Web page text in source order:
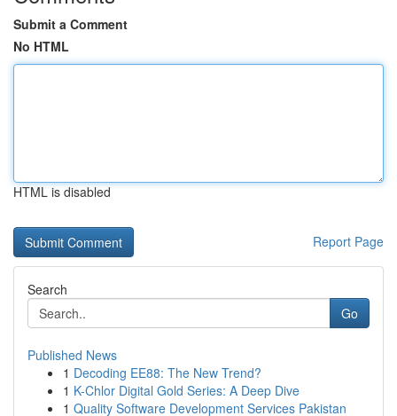
Submit a Comment
No HTML
HTML is disabled
Report Page
Search
Go
Published News
1 Decoding EE88: The New Trend?
1 K-Chlor Digital Gold Series: A Deep Dive
1 Quality Software Development Services Pakistan